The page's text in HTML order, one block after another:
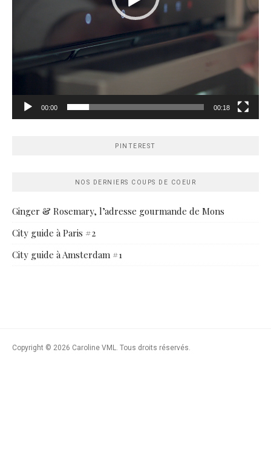
00:00 00:18
PINTEREST
NOS DERNIERS COUPS DE COEUR
Ginger & Rosemary, l’adresse gourmande de Mons
City guide à Paris #2
City guide à Amsterdam #1
Copyright © 2026 Caroline VML. Tous droits réservés.